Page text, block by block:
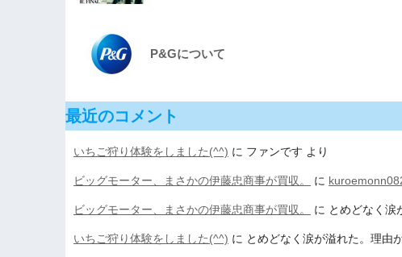
P&Gについて
最近のコメント
いちご狩り体験をしました(^^) に ファンです より
ビッグモーター、まさかの伊藤忠商事が買収。 に
ビッグモーター、まさかの伊藤忠商事が買収。 に とめどなく涙
いちご狩り体験をしました(^^) に とめどなく涙が溢れた。理由